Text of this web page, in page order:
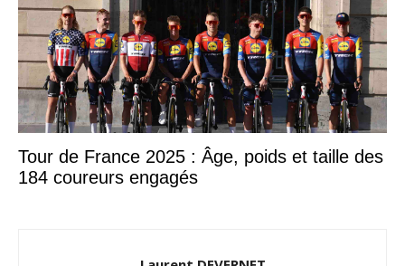
Tour de France 2025 : Âge, poids et taille des
184 coureurs engagés